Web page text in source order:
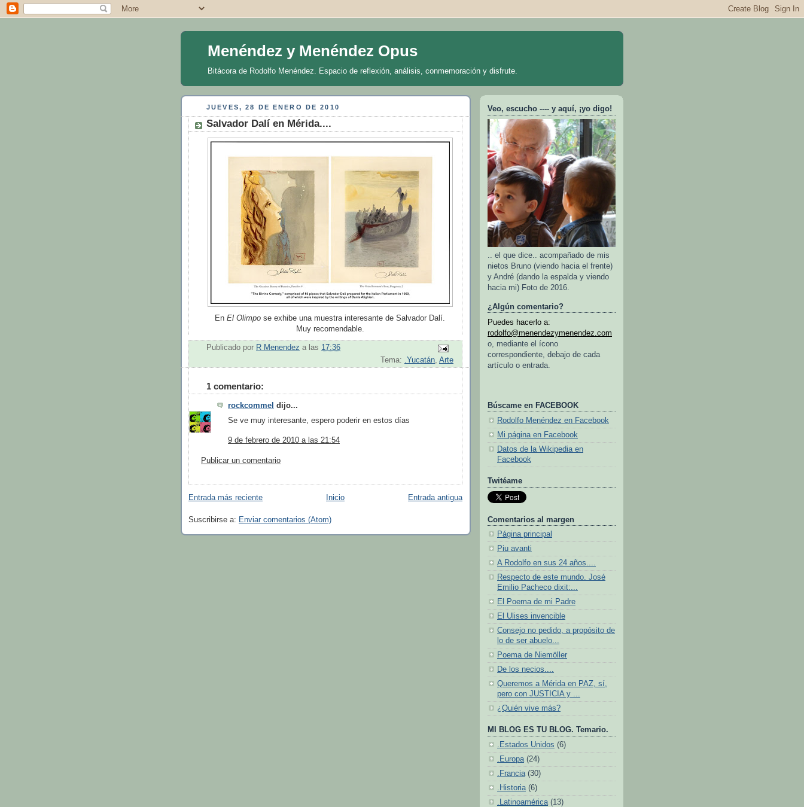
Menéndez y Menéndez Opus
Bitácora de Rodolfo Menéndez. Espacio de reflexión, análisis, conmemoración y disfrute.
JUEVES, 28 DE ENERO DE 2010
Salvador Dalí en Mérida....
En El Olimpo se exhibe una muestra interesante de Salvador Dalí.
Muy recomendable.
Publicado por R Menendez a las 17:36
Tema: .Yucatán, Arte
1 comentario:
rockcommel dijo...
Se ve muy interesante, espero poderir en estos días
9 de febrero de 2010 a las 21:54
Publicar un comentario
Entrada más reciente Entrada antigua
Inicio
Suscribirse a: Enviar comentarios (Atom)
Veo, escucho ---- y aquí, ¡yo digo!
.. el que dice.. acompañado de mis
nietos Bruno (viendo hacia el frente)
y André (dando la espalda y viendo
hacia mi) Foto de 2016.
¿Algún comentario?
Puedes hacerlo a:
rodolfo@menendezymenendez.com
o, mediante el ícono
correspondiente, debajo de cada
artículo o entrada.
Búscame en FACEBOOK
Rodolfo Menéndez en Facebook
Mi página en Facebook
Datos de la Wikipedia en
Facebook
Twitéame
Comentarios al margen
Página principal
Piu avanti
A Rodolfo en sus 24 años....
Respecto de este mundo. José
Emilio Pacheco dixit:...
El Poema de mi Padre
El Ulises invencible
Consejo no pedido, a propósito de
lo de ser abuelo...
Poema de Niemöller
De los necios....
Queremos a Mérida en PAZ, sí,
pero con JUSTICIA y ...
¿Quién vive más?
MI BLOG ES TU BLOG. Temario.
.Estados Unidos (6)
.Europa (24)
.Francia (30)
.Historia (6)
.Latinoamérica (13)